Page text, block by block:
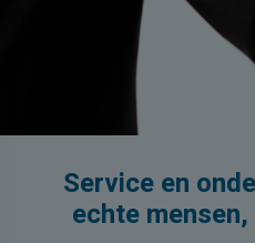
Service en
echte